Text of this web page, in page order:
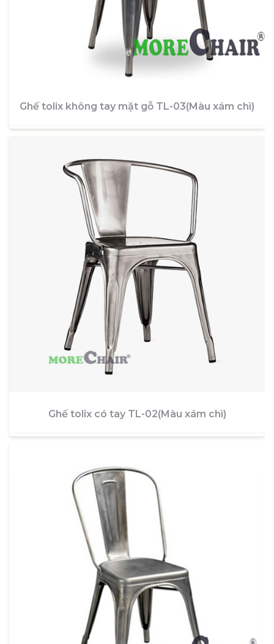
Ghế tolix không tay mặt gỗ TL-03(Màu xám chì)
Ghế tolix có tay TL-02(Màu xám chì)